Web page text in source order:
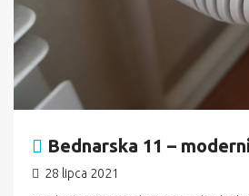
Bednarska 11 –
28 lipca 2021